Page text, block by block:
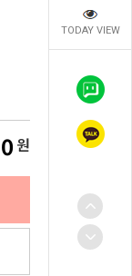
TODAY VIEW
0 원